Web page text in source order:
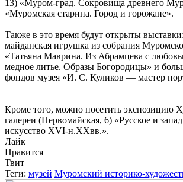
13) «Муром-град. Сокровища древнего
«Муромская старина. Город и горожане».
Также в это время будут открыты
майданская игрушка из собрания
«Татьяна Маврина. Из Абрамцева с
медное литье. Образы Богородицы» и
фондов музея «И. С. Куликов — мастер
Кроме того, можно посетить экспозицию
галереи (Первомайская, 6) «Русское и
искусство XVI-н.XXвв.».
Лайк
Нравится
Твит
Теги: музей Муромский историко-